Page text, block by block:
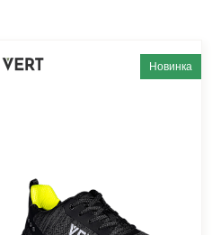
Новинка